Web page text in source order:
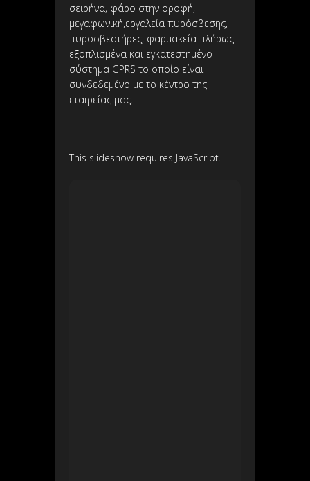
σειρήνα, φάρο στην οροφή,
μεγαφωνική,εργαλεία πυρόσβεσης,
πυροσβεστήρες, φαρμακεία πλήρως
εξοπλισμένα και εγκατεστημένο
σύστημα GPRS το οποίο είναι
συνδεδεμένο με το κέντρο της
εταιρείας μας.
This slideshow requires JavaScript.